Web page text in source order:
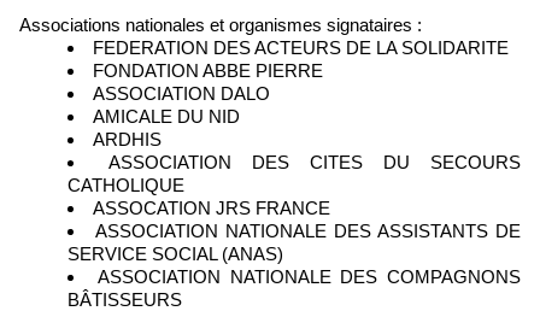
Associations nationales et organismes signataires :
FEDERATION DES ACTEURS DE LA SOLIDARITE
FONDATION ABBE PIERRE
ASSOCIATION DALO
AMICALE DU NID
ARDHIS
ASSOCIATION DES CITES DU SECOURS
CATHOLIQUE
ASSOCATION JRS FRANCE
ASSOCIATION NATIONALE DES ASSISTANTS DE
SERVICE SOCIAL (ANAS)
ASSOCIATION NATIONALE DES COMPAGNONS
BÂTISSEURS